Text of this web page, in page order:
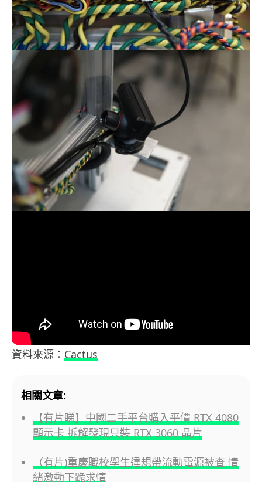
資料來源： Cactus
相關文章:
【有片睇】中國二手平台購入平價 RTX 4080
顯示卡 拆解發現只裝 RTX 3060 晶片
（有片)重慶職校學生違規帶流動電源被查 情
緒激動下跪求情